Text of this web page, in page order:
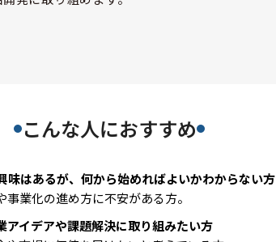
こんな人におすすめ
味はあるが、何から始めればよいかわからない方
業化の進め方に不安がある方。
アイデアや課題解決に取り組みたい方